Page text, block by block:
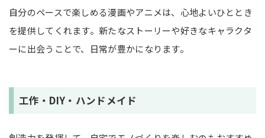
自分のペースで楽しめる漫画やアニメは、心地よいひととき
を提供してくれます。新たなストーリーや好きなキャラクタ
ーに出会うことで、日常が豊かになります。
工作・DIY・ハンドメイド